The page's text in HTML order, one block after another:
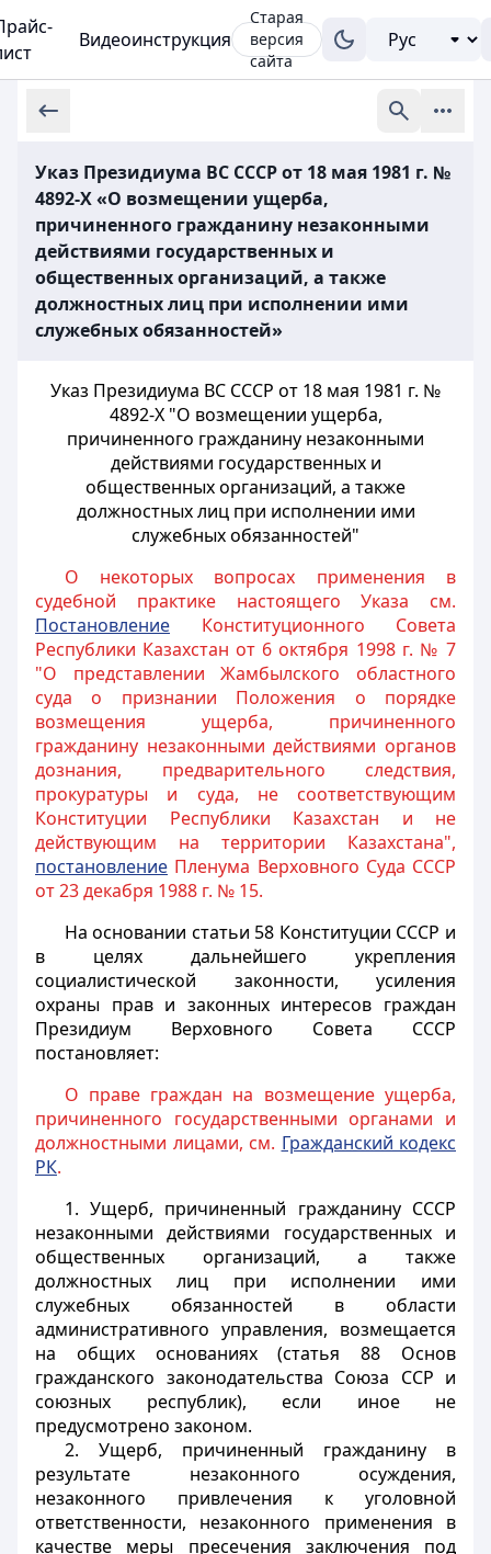
Видеоинструкция
Старая
версия
сайта
Указ Президиума ВС СССР от 18 мая 1981 г. №
4892-X «О возмещении ущерба,
причиненного гражданину незаконными
действиями государственных и
общественных организаций, а также
должностных лиц при исполнении ими
служебных обязанностей»
Указ Президиума ВС СССР от 18 мая 1981 г. №
4892-X "О возмещении ущерба,
причиненного гражданину незаконными
действиями государственных и
общественных организаций, а также
должностных лиц при исполнении ими
служебных обязанностей"
О некоторых вопросах применения в
судебной практике настоящего Указа см.
Постановление Конституционного Совета
Республики Казахстан от 6 октября 1998 г. № 7
"О представлении Жамбылского областного
суда о признании Положения о порядке
возмещения ущерба, причиненного
гражданину незаконными действиями органов
дознания, предварительного следствия,
прокуратуры и суда, не соответствующим
Конституции Республики Казахстан и не
действующим на территории Казахстана",
постановление Пленума Верховного Суда СССР
от 23 декабря 1988 г. № 15.
На основании статьи 58 Конституции СССР и
в целях дальнейшего укрепления
социалистической законности, усиления
охраны прав и законных интересов граждан
Президиум Верховного Совета СССР
постановляет:
О праве граждан на возмещение ущерба,
причиненного государственными органами и
должностными лицами, см. Гражданский кодекс
РК.
1. Ущерб, причиненный гражданину СССР
незаконными действиями государственных и
общественных организаций, а также
должностных лиц при исполнении ими
служебных обязанностей в области
административного управления, возмещается
на общих основаниях (статья 88 Основ
гражданского законодательства Союза ССР и
союзных республик), если иное не
предусмотрено законом.
2. Ущерб, причиненный гражданину в
результате незаконного осуждения,
незаконного привлечения к уголовной
ответственности, незаконного применения в
качестве меры пресечения заключения под